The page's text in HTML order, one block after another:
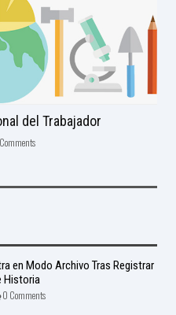
del Trabajador
en Modo Archivo Tras Registrar
Historia
0 Comments